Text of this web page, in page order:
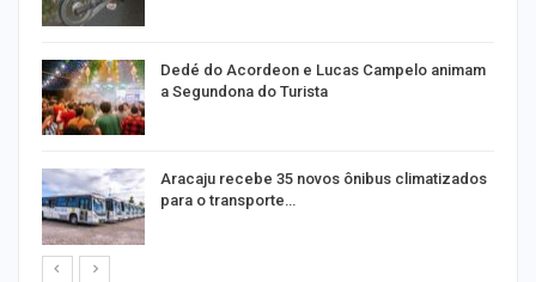
Dedé do Acordeon e Lucas Campelo animam
a Segundona do Turista
Aracaju recebe 35 novos ônibus climatizados
para o transporte…